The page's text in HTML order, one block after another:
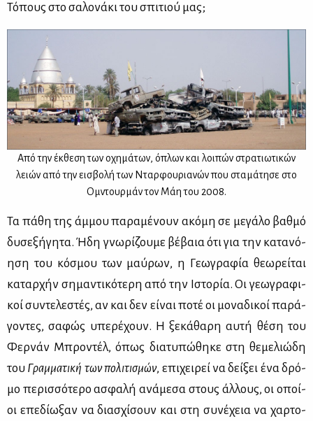
Τό­πους στο σα­λο­νά­κι του σπι­τιού μας;
Από την έκ­θε­ση των οχη­μά­των, όπλων και λοι­πών στρα­τιω­τι­κών
λειών από την ει­σβο­λή των Νταρ­φου­ρια­νών που στα­μά­τη­σε στο
Ομντουρ­μάν τον Μάη του 2008.
Τα πά­θη της άμ­μου πα­ρα­μέ­νουν ακό­μη σε με­γά­λο βαθ­μό
δυ­σε­ξή­γη­τα. Ήδη γνω­ρί­ζου­με βέ­βαια ότι για την κα­τα­νό­
η­ση του κό­σμου των μαύ­ρων, η Γε­ω­γρα­φία θε­ω­ρεί­ται
κα­ταρ­χήν ση­μα­ντι­κό­τε­ρη από την Ιστο­ρία. Οι γε­ω­γρα­φι­
κοί συ­ντε­λε­στές, αν και δεν εί­ναι πο­τέ οι μο­να­δι­κοί πα­ρά­
γο­ντες, σα­φώς υπε­ρέ­χουν. Η ξε­κά­θα­ρη αυ­τή θέ­ση του
Φερ­νάν Μπρο­ντέλ, όπως δια­τυ­πώ­θη­κε στη θε­με­λιώ­δη
του Γραμ­μα­τι­κή των πο­λι­τι­σμών, επι­χει­ρεί να δεί­ξει ένα δρό­
μο πε­ρισ­σό­τε­ρο ασφα­λή ανά­με­σα στους άλ­λους, οι οποί­
οι επε­δί­ω­ξαν να δια­σχί­σουν και στη συ­νέ­χεια να χαρ­το­